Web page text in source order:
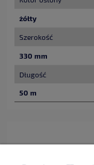
żółty
Szerokość
330 mm
Długość
50 m